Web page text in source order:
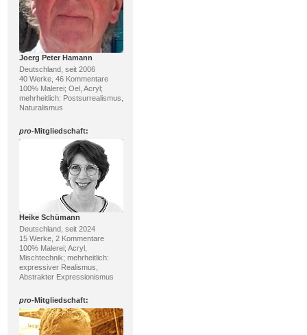
Joerg Peter Hamann
Deutschland, seit 2006
40 Werke, 46 Kommentare
100% Malerei; Oel, Acryl;
mehrheitlich: Postsurrealismus,
Naturalismus
pro-Mitgliedschaft:
Heike Schümann
Deutschland, seit 2024
15 Werke, 2 Kommentare
100% Malerei; Acryl,
Mischtechnik; mehrheitlich:
expressiver Realismus,
Abstrakter Expressionismus
pro-Mitgliedschaft: